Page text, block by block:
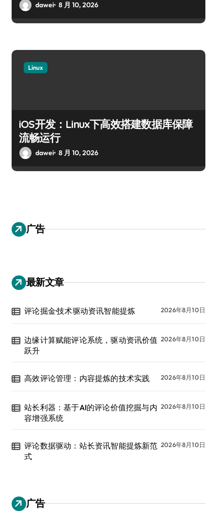
dawei 8 月 10, 2026
Linux
iOS开发：Linux下高效搭建数据库保障
流畅运行
dawei 8 月 10, 2026
广告
最新文章
评论掘金·技术驱动资讯智能提炼 2026年8月10日
边缘计算赋能评论系统，驱动资讯价值
跃升
2026年8月10日
高效评论管理：内容提炼的技术实践 2026年8月10日
站长利器：基于AI的评论价值挖掘与内
容增强系统
2026年8月10日
评论数据驱动：站长资讯智能提炼新范
式
2026年8月10日
广告